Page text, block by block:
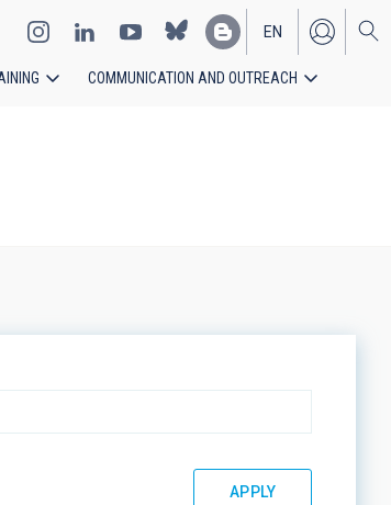
EN
ES
COMMUNICATION AND OUTREACH